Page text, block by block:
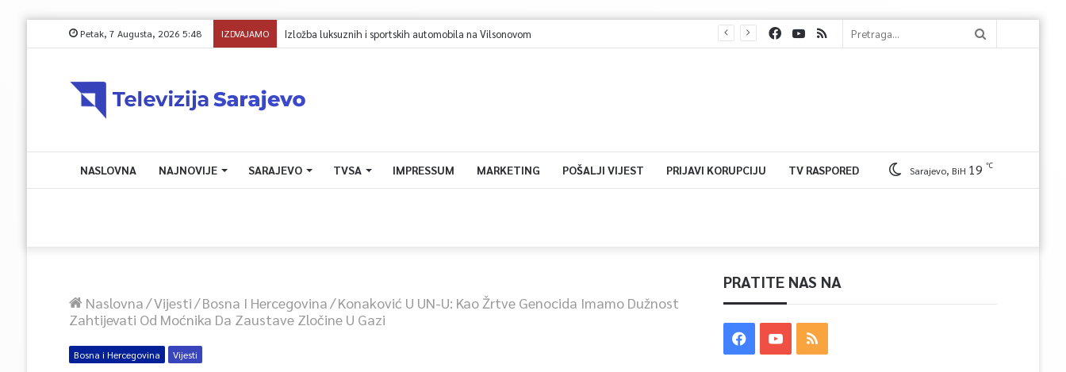
Petak, 7 Augusta, 2026 5:48 IZDVAJAMO Avdić za TVSA: Sarajevo u avgustu centar regiona: Stižu lideri evropskih gradova
NASLOVNA NAJNOVIJE SARAJEVO TVSA IMPRESSUM MARKETING POŠALJI VIJEST PRIJAVI KORUPCIJU TV RASPORED Sarajevo, BiH 19 ℃
Naslovna/Vijesti/Bosna I Hercegovina/Konaković U UN-U: Kao Žrtve Genocida Imamo Dužnost
Zahtijevati Od Moćnika Da Zaustave Zločine U Gazi
Bosna i Hercegovina Vijesti
PRATITE NAS NA